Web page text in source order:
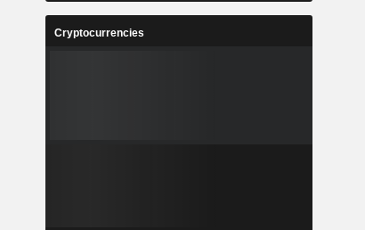
Cryptocurrencies